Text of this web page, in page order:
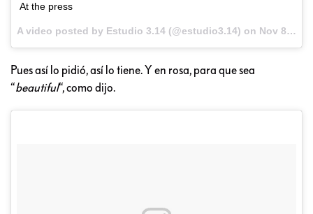
At the press
A video posted by Estudio 3.14 (@estudio3.14) on Nov 8, 2016 at 12:02pm PST
Pues así lo pidió, así lo tiene. Y en rosa, para que sea
“beautiful“, como dijo.